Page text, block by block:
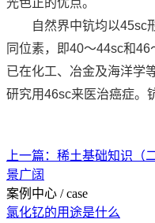
自然界中钪均以45sc形
同位素，即40～44sc和46
已在化工、冶金及海洋学
研究用46sc来医治癌症。
上一篇： 稀土基础知识（二
景广阔
案例中心 / case
氯化钇的用途是什么